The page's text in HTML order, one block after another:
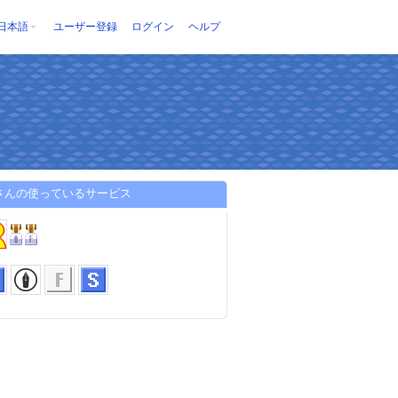
本語 ユーザー登録 ログイン ヘルプ
んの使っているサービス